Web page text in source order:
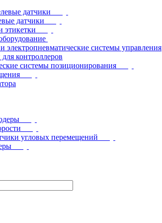
датчики
датчики
этикетки
электропневматические системы управления
контроллеров
системы позиционирования
угловых перемещений